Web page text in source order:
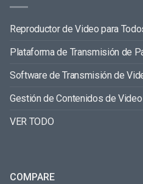
Reproductor de Video para
Plataforma de Transmisión de
Software de Transmisión de
Gestión de Contenidos de Video
VER TODO
COMPARE